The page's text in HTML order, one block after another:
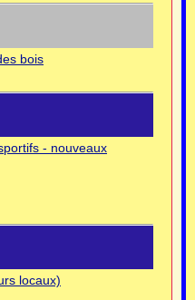
bois
- nouveaux
locaux)